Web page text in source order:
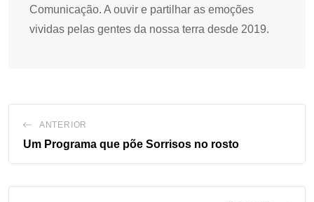
Comunicação. A ouvir e partilhar as emoções
vividas pelas gentes da nossa terra desde 2019.
ANTERIOR
Um Programa que põe Sorrisos no rosto